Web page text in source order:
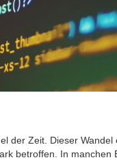
der Zeit. Dieser
betroffen. In manchen